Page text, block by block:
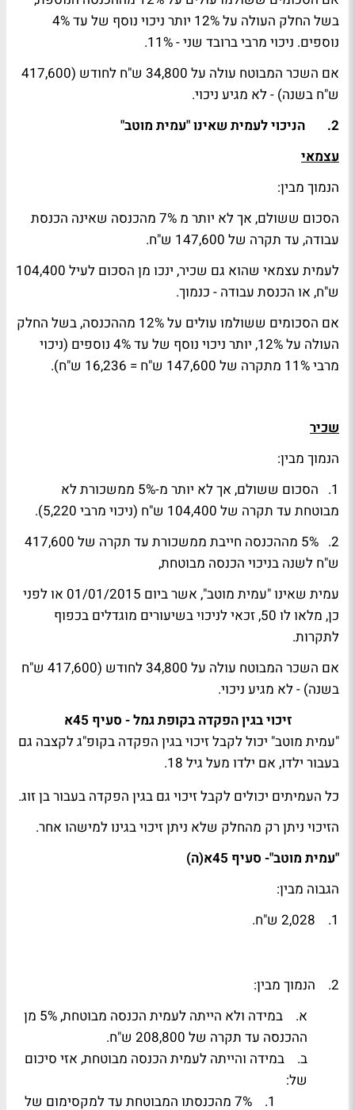
בשל החלק העולה על 12% יותר ניכוי נוסף של עד 4%
נוספים. ניכוי מרבי ברובד שני - 11%.
אם השכר המבוטח עולה על 34,800 ש"ח לחודש (417,600
ש"ח בשנה) - לא מגיע ניכוי.
2. הניכוי לעמית שאינו "עמית מוטב"
עצמאי
הנמוך מבין:
הסכום ששולם, אך לא יותר מ 7% מהכנסה שאינה הכנסת
עבודה, עד תקרה של 147,600 ש"ח.
לעמית עצמאי שהוא גם שכיר, ינכו מן הסכום לעיל 104,400
ש"ח, או הכנסת עבודה - כנמוך.
אם הסכומים ששולמו עולים על 12% מההכנסה, בשל החלק
העולה על 12%, יותר ניכוי נוסף של עד 4% נוספים (ניכוי
מרבי 11% מתקרה של 147,600 ש"ח = 16,236 ש"ח).
שכיר
הנמוך מבין:
1. הסכום ששולם, אך לא יותר מ-5% ממשכורת לא
מבוטחת עד תקרה של 104,400 ש"ח (ניכוי מרבי 5,220).
2. 5% מההכנסה חייבת ממשכורת עד תקרה של 417,600
ש"ח לשנה בניכוי הכנסה מבוטחת,
עמית שאינו "עמית מוטב", אשר ביום 01/01/2015 או לפני
כן, מלאו לו 50, זכאי לניכוי בשיעורים מוגדלים בכפוף
לתקרות.
אם השכר המבוטח עולה על 34,800 לחודש (417,600 ש"ח
בשנה) - לא מגיע ניכוי.
זיכוי בגין הפקדה בקופת גמל - סעיף 45א
"עמית מוטב" יכול לקבל זיכוי בגין הפקדה בקופ"ג לקצבה גם
בעבור ילדו, אם ילדו מעל גיל 18.
כל העמיתים יכולים לקבל זיכוי גם בגין הפקדה בעבור בן זוג.
הזיכוי ניתן רק מהחלק שלא ניתן זיכוי בגינו למישהו אחר.
"עמית מוטב"- סעיף 45א(ה)
הגבוה מבין:
1. 2,028 ש"ח.
2. הנמוך מבין:
א. במידה ולא הייתה לעמית הכנסה מבוטחת, 5% מן
ההכנסה עד תקרה של 208,800 ש"ח.
ב. במידה והייתה לעמית הכנסה מבוטחת, אזי סיכום
של:
1. 7% מהכנסתו המבוטחת עד למקסימום של